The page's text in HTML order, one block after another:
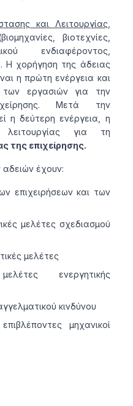
και Λειτουργίας
βιοτεχνίες,
ενδιαφέροντος,
Η χορήγηση της άδειας
η πρώτη ενέργεια και
των εργασιών για την
Μετά την
η δεύτερη ενέργεια, η
για τη
της επιχείρησης.
αδειών έχουν:
επιχειρήσεων και των
μελέτες σχεδιασμού
μελέτες
ενεργητικής
κινδύνου
μηχανικοί